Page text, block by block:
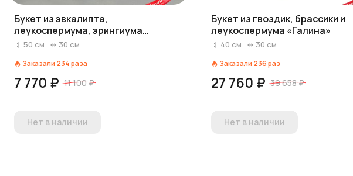
Букет из эвкалипта,
леукоспермума, эрингиума
«Мальвина» (цветы для
50 см 30 см
Заказали 234раза
7 770 ₽ 11 100 ₽
Нет в наличии
Букет из гвоздик, брассики и
леукоспермума «Галина»
40 см 30 см
Заказали 236раз
27 760 ₽ 39 658 ₽
Нет в наличии